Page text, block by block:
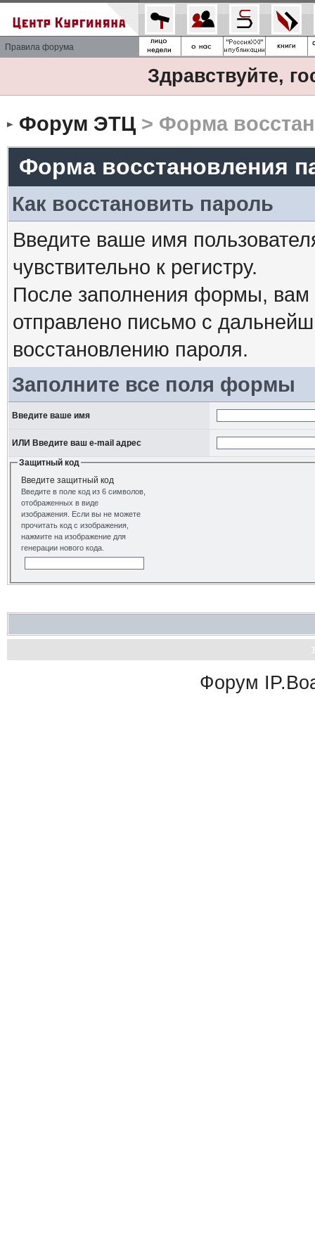
Правила форума
Здравствуйте,
Форум ЭТЦ> Форма
Форма восстановления
Как восстановить пароль
Введите ваше имя
чувствительно к регистру.
После заполнения формы, вам
отправлено письмо с
восстановлению пароля.
Заполните все поля формы
Введите ваше имя
ИЛИ Введите ваш e-mail адрес
Защитный код
Введите защитный код
Введите в поле код из 6 символов,
отображенных в виде
изображения. Если вы не можете
прочитать код с изображения,
нажмите на изображение для
генерации нового кода.
Форум